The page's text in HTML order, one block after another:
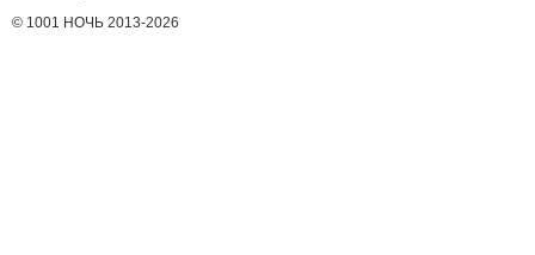
© 1001 НОЧЬ 2013-2026